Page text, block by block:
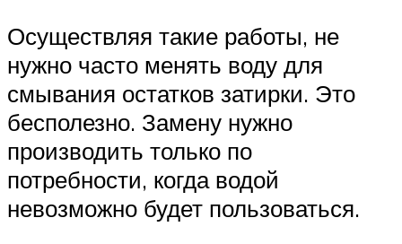
Осуществляя такие работы, не
нужно часто менять воду для
смывания остатков затирки. Это
бесполезно. Замену нужно
производить только по
потребности, когда водой
невозможно будет пользоваться.